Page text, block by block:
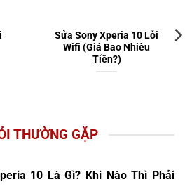
Sửa Sony Xperia 10 Lỗi
Wifi (Giá Bao Nhiêu
Tiền?)
THƯỜNG GẶP
10 Là Gì? Khi Nào Thì Phải